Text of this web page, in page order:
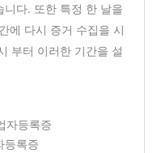
다. 또한 특정 한 날을
에 다시 증거 수집을 시
부터 이러한 기간을 설
등록증